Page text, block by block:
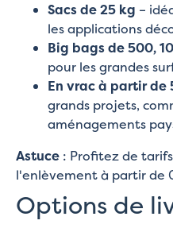
Sacs de 25 kg –
les applications
Big bags de 500,
pour les grandes
En vrac à partir de
grands projets,
aménagements
Astuce : Profitez de
l'enlèvement à partir de
Options de